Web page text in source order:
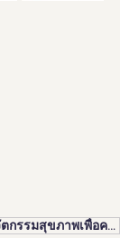
#มหกรรมอารยสถาปัตย์และนวัตกรรมสุขภาพเพื่อคนทั้งมวลครั้งที่6